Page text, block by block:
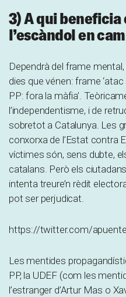
3) A qui
l’escàndol en
Dependrà del frame mental,
dies que vénen: frame ‘atac
PP: fora la màfia’.
l’independentisme, i de
sobretot a Catalunya. Les
conxorxa de l’Estat contra
víctimes són, sens dubte,
catalans. Però els
intenta treure’n rèdit
pot ser perjudicat.
https://twitter.com/
Les mentides
PP, la UDEF (com les
l’estranger d’Artur Mas o